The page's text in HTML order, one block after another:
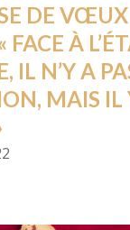
DE
À
IL N’Y A
MAIS IL